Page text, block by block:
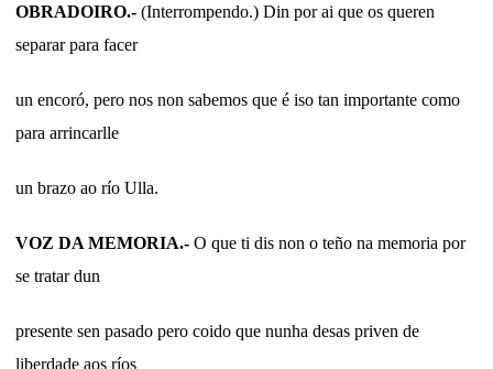
OBRADOIRO.- (Interrompendo.) Din por ai que os queren
separar para facer
un encoró, pero nos non sabemos que é iso tan importante como
para arrincarlle
un brazo ao río Ulla.
VOZ DA MEMORIA.- O que ti dis non o teño na memoria por
se tratar dun
presente sen pasado pero coido que nunha desas priven de
liberdade aos ríos